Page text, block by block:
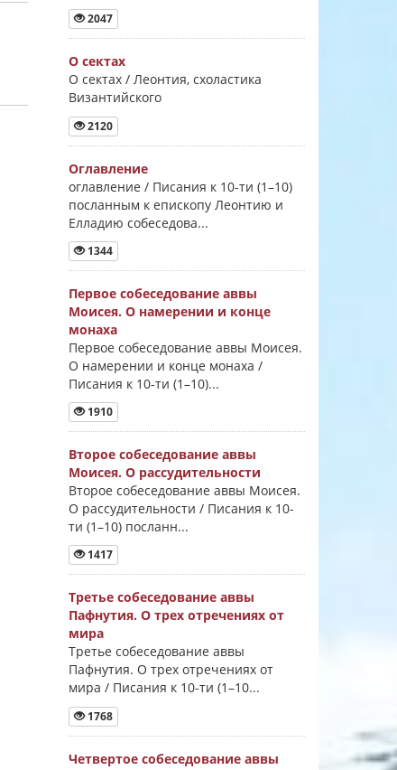
2047
О сектах
О сектах / Леонтия, схоластика
Византийского
2120
Оглавление
оглавление / Писания к 10-ти (1–10)
посланным к епископу Леонтию и
Елладию собеседова...
1344
Первое собеседование аввы
Моисея. О намерении и конце
монаха
Первое собеседование аввы Моисея.
О намерении и конце монаха /
Писания к 10-ти (1–10)...
1910
Второе собеседование аввы
Моисея. О рассудительности
Второе собеседование аввы Моисея.
О рассудительности / Писания к 10-
ти (1–10) посланн...
1417
Третье собеседование аввы
Пафнутия. О трех отречениях от
мира
Третье собеседование аввы
Пафнутия. О трех отречениях от
мира / Писания к 10-ти (1–10...
1768
Четвертое собеседование аввы